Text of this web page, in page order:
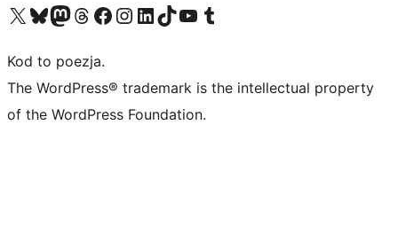
Odwiedź nasze konto X (dawniej Twitter)
Odwiedź nasze konto Bluesky
Odwiedź nasze konto na Mastodoncie
Odwiedź naszego Threadsa
Odwiedź naszego Facebooka
Odwiedź nasze konto na Instagramie
Odwiedź nasze konto na LinkedIn
Odwiedź naszego TikToka
Odwiedź nasz kanał YouTube
Odwiedź naszego Tumblra
Kod to poezja.
The WordPress® trademark is the intellectual property
of the WordPress Foundation.